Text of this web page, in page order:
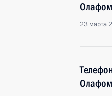
23 марта